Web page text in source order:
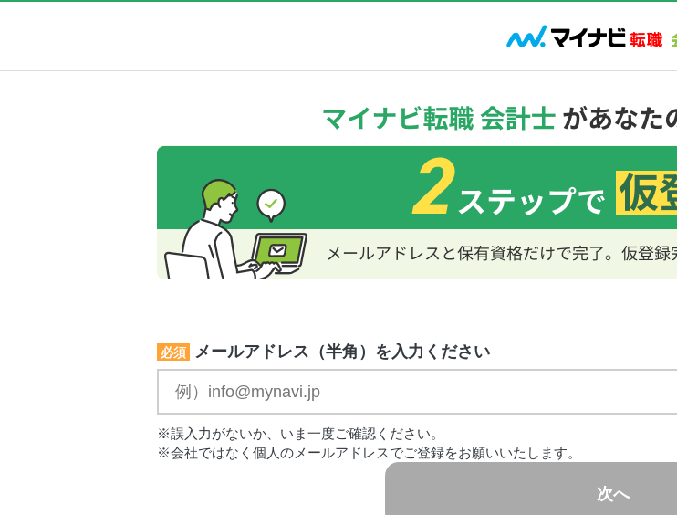
必須 メールアドレス（半角）を入力ください
※誤入力がないか、いま一度ご確認ください。
※会社ではなく個人のメールアドレスでご登録をお願いいたします。
次へ